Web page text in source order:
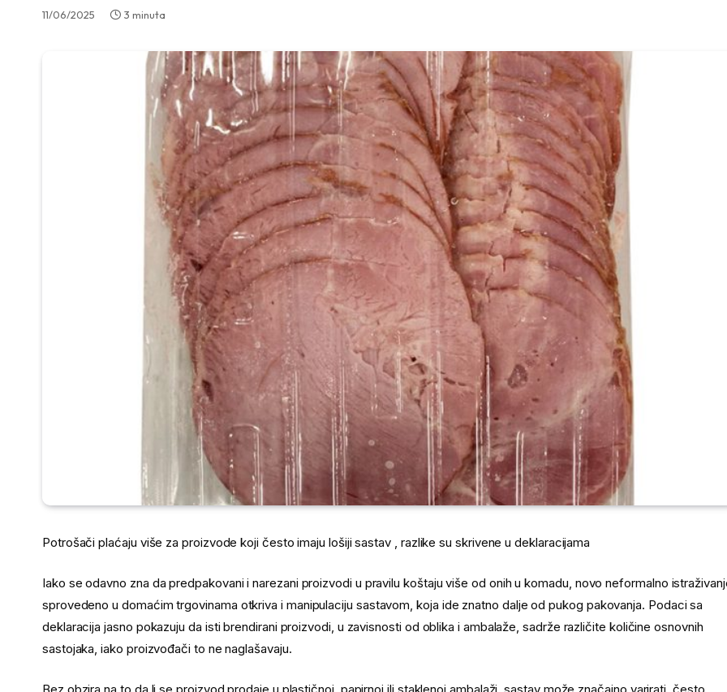
11/06/2025 3 minuta
Potrošači plaćaju više za proizvode koji često imaju lošiji sastav , razlike su skrivene u deklaracijama
Iako se odavno zna da predpakovani i narezani proizvodi u pravilu koštaju više od onih u komadu, novo neformalno
sprovedeno u domaćim trgovinama otkriva i manipulaciju sastavom, koja ide znatno dalje od pukog pakovanja. Podaci sa
deklaracija jasno pokazuju da isti brendirani proizvodi, u zavisnosti od oblika i ambalaže, sadrže različite količine osnovnih
sastojaka, iako proizvođači to ne naglašavaju.